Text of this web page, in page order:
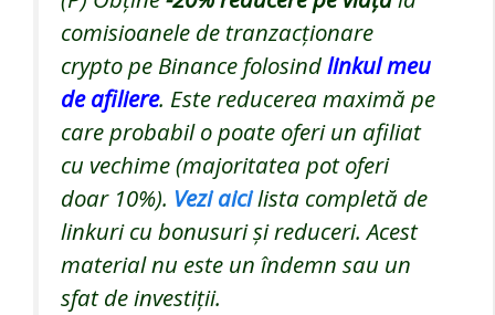
comisioanele de tranzacționare
crypto pe Binance folosindlinkul meu
de afiliere. Este reducerea maximă pe
care probabil o poate oferi un afiliat
cu vechime (majoritatea pot oferi
doar 10%). Vezi aicilista completă de
linkuri cu bonusuri și reduceri. Acest
material nu este un îndemn sau un
sfat de investiții.